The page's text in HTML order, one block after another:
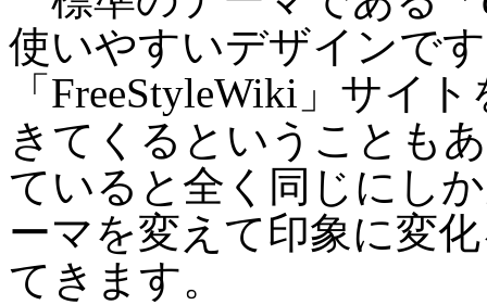
使いやすいデザインで
「FreeStyleWiki」サイ
きてくるということも
ていると全く同じにし
ーマを変えて印象に変
てきます。